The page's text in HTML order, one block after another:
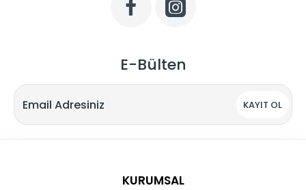
E-Bülten
KAYIT OL
KURUMSAL